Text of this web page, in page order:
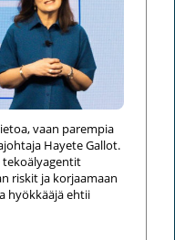
vaan parempia
Hayete Gallot.
tekoälyagentit
riskit ja korjaamaan
hyökkääjä ehtii